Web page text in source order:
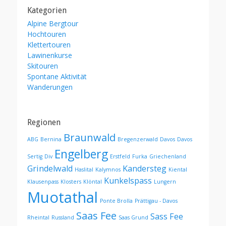
Kategorien
Alpine Bergtour
Hochtouren
Klettertouren
Lawinenkurse
Skitouren
Spontane Aktivität
Wanderungen
Regionen
ABG Bernina Braunwald Bregenzerwald Davos Davos
Sertig Div Engelberg Erstfeld Furka Griechenland
Grindelwald Haslital Kalymnos Kandersteg Kiental
Klausenpass Klosters Klöntal Kunkelspass Lungern
Muotathal Ponte Brolla Prättigau - Davos
Rheintal Russland Saas Fee Saas Grund Sass Fee